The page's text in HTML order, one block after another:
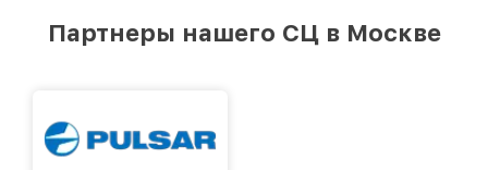
Москве, постоянно повышая уровень доверия
Партнеры нашего СЦ в Москве